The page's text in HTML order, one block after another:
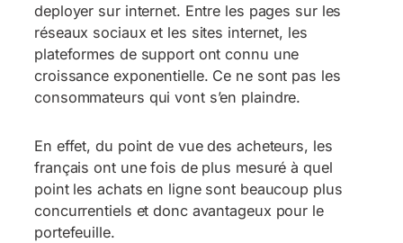
deployer sur internet. Entre les pages sur les
réseaux sociaux et les sites internet, les
plateformes de support ont connu une
croissance exponentielle. Ce ne sont pas les
consommateurs qui vont s’en plaindre.
En effet, du point de vue des acheteurs, les
français ont une fois de plus mesuré à quel
point les achats en ligne sont beaucoup plus
concurrentiels et donc avantageux pour le
portefeuille.